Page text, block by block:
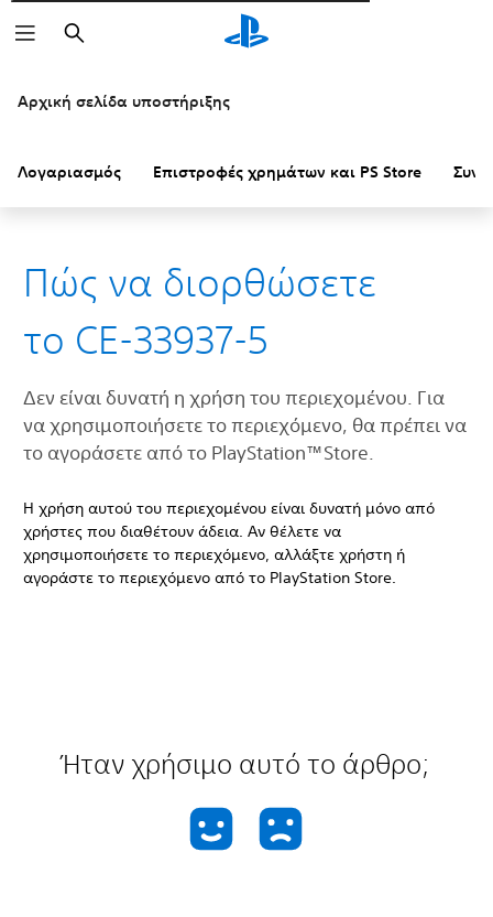
Αναζήτηση
Αρχική σελίδα υποστήριξης
Λογαριασμός Επιστροφές χρημάτων και PS Store
Πώς να διορθώσετε
το CE-33937-5
Δεν είναι δυνατή η χρήση του περιεχομένου. Για
να χρησιμοποιήσετε το περιεχόμενο, θα πρέπει να
το αγοράσετε από το PlayStation™Store.
Η χρήση αυτού του περιεχομένου είναι δυνατή μόνο από
χρήστες που διαθέτουν άδεια. Αν θέλετε να
χρησιμοποιήσετε το περιεχόμενο, αλλάξτε χρήστη ή
αγοράστε το περιεχόμενο από το PlayStation Store.
Ήταν χρήσιμο αυτό το άρθρο;